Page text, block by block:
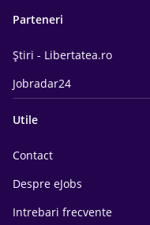
Parteneri
Știri - Libertatea.ro
Jobradar24
Utile
Contact
Despre eJobs
Intrebari frecvente